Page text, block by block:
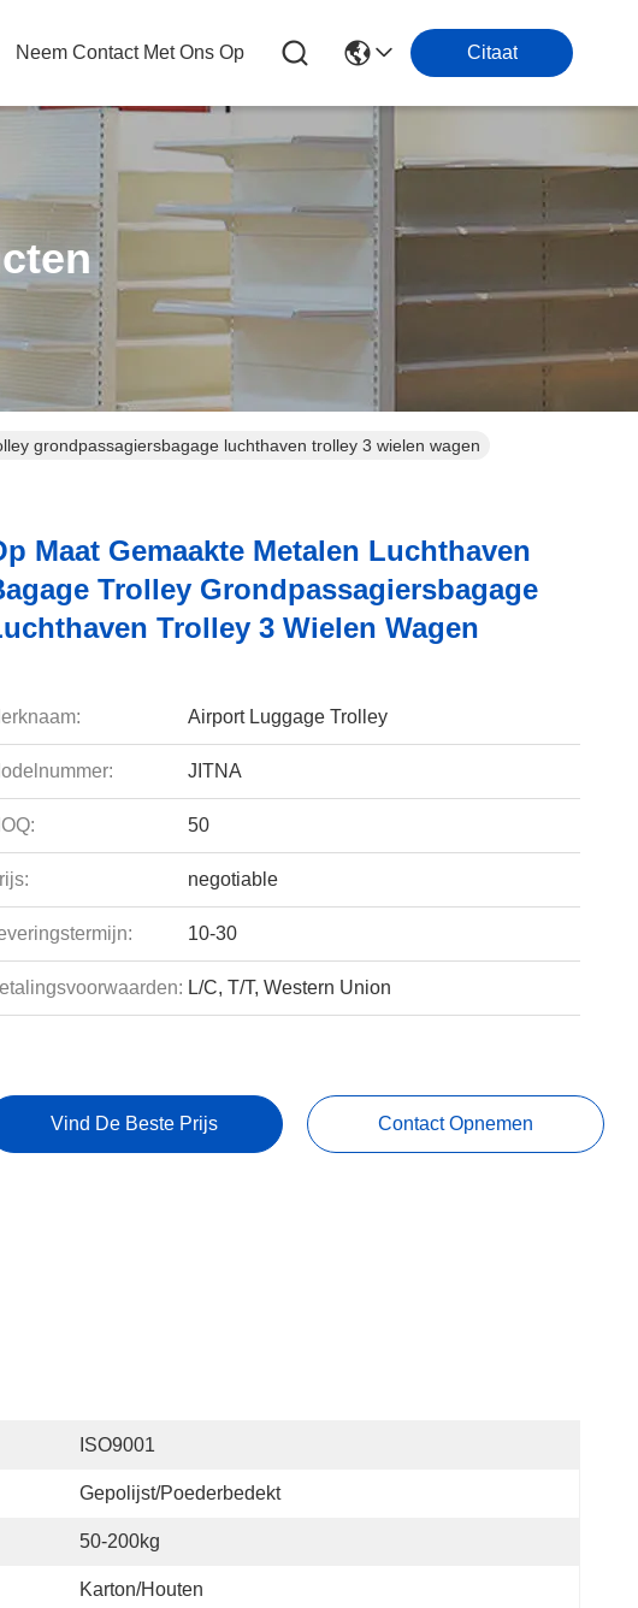
Neem Contact Met Ons Op Citaat
grondpassagiersbagage luchthaven trolley 3 wielen wagen
Maat Gemaakte Metalen Luchthaven
Trolley Grondpassagiersbagage
Trolley 3 Wielen Wagen
Airport Luggage Trolley
JITNA
50
negotiable
10-30
L/C, T/T, Western Union
Vind De Beste Prijs Contact Opnemen
ISO9001
Gepolijst/poederbedekt
50-200kg
Karton/Houten